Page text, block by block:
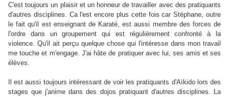
C'est toujours un plaisir et un honneur de travailler avec des pratiquants
d'autres disciplines. Ca l'est encore plus cette fois car Stéphane, outre
le fait qu'il est enseignant de Karaté, est aussi membre des forces de
l'ordre dans un groupement qui est régulièrement confronté à la
violence. Qu'il ait perçu quelque chose qui l'intéresse dans mon travail
me touche et m'engage. J'ai hâte de pratiquer avec lui, ses amis et ses
élèves.
Il est aussi toujours intéressant de voir les pratiquants d'Aïkido lors des
stages que j'anime dans des dojos pratiquant d'autres disciplines. La